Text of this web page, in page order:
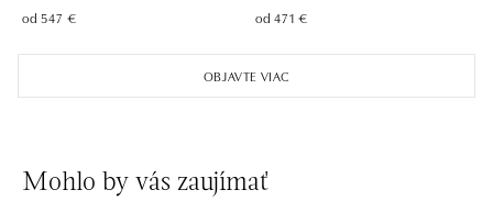
ALOve Westfield, Praha 4 - Chodov
Roztylská 2321/19, 148 00 Praha 4 - Chodov
tel.: +420730524389
OBJAVTE VIAC
od 547 € od 471 €
Mohlo by vás zaujímať